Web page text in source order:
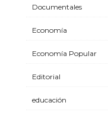
Documentales
Economía
Economía Popular
Editorial
educación